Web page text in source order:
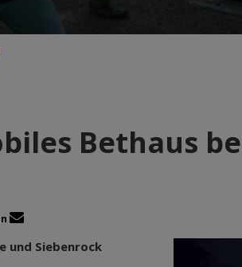
Bethaus
und Siebenrock